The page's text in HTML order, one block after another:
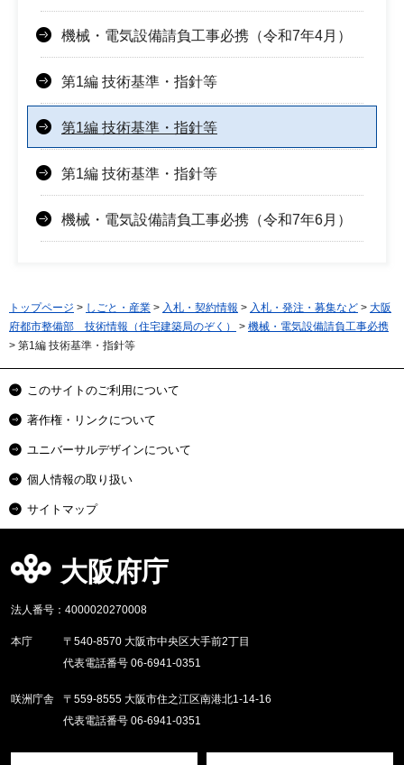
機械・電気設備請負工事必携（令和7年4月）
第1編 技術基準・指針等
第1編 技術基準・指針等
第1編 技術基準・指針等
機械・電気設備請負工事必携（令和7年6月）
トップページ > しごと・産業 > 入札・契約情報 > 入札・発注・募集など > 大阪
府都市整備部 技術情報（住宅建築局のぞく）
> 機械・電気設備請負工事必携
> 第1編 技術基準・指針等
このサイトのご利用について
著作権・リンクについて
ユニバーサルデザインについて
個人情報の取り扱い
サイトマップ
大阪府庁
法人番号：4000020270008
本庁
〒540-8570 大阪市中央区大手前2丁目
代表電話番号 06-6941-0351
咲洲庁舎
〒559-8555 大阪市住之江区南港北1-14-16
代表電話番号 06-6941-0351